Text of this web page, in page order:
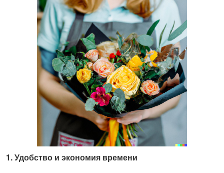
Удобство и экономия времени